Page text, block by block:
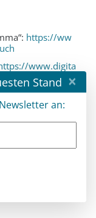
https://ww
www.digita
digitaler-mitt
award-20
trifft Traditio
portal/d
verändert das
erfolg/mana
in-softw
Stand ×
an: